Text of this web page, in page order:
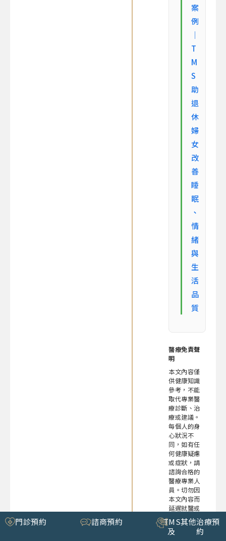
案
例
｜
T
M
S
助
退
休
婦
女
改
善
睡
眠
、
情
緒
與
生
活
品
質
醫療免責聲
明
本文內容僅
供健康知識
參考，不能
取代專業醫
療診斷、治
療或建議。
每個人的身
心狀況不
同，如有任
何健康疑慮
或症狀，請
諮詢合格的
醫療專業人
員。切勿因
本文內容而
延遲就醫或
自行調整用
藥。
門診預約 諮商預約
TMS
及
其他治療預
約